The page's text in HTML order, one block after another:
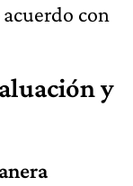
con
y